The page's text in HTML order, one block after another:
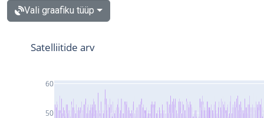
Vali graafiku tüüp
50
60
Satelliitide arv